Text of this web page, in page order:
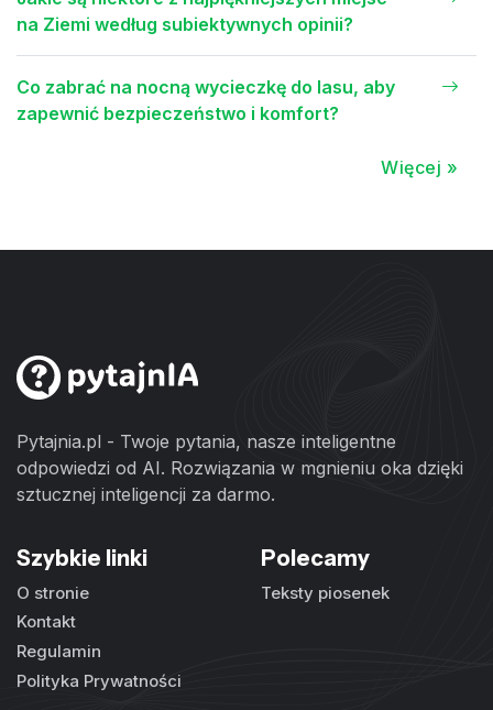
na Ziemi według subiektywnych opinii?
Co zabrać na nocną wycieczkę do lasu, aby
zapewnić bezpieczeństwo i komfort?
Więcej »
Pytajnia.pl - Twoje pytania, nasze inteligentne
odpowiedzi od AI. Rozwiązania w mgnieniu oka dzięki
sztucznej inteligencji za darmo.
Szybkie linki
O stronie
Kontakt
Regulamin
Polityka Prywatności
Polecamy
Teksty piosenek